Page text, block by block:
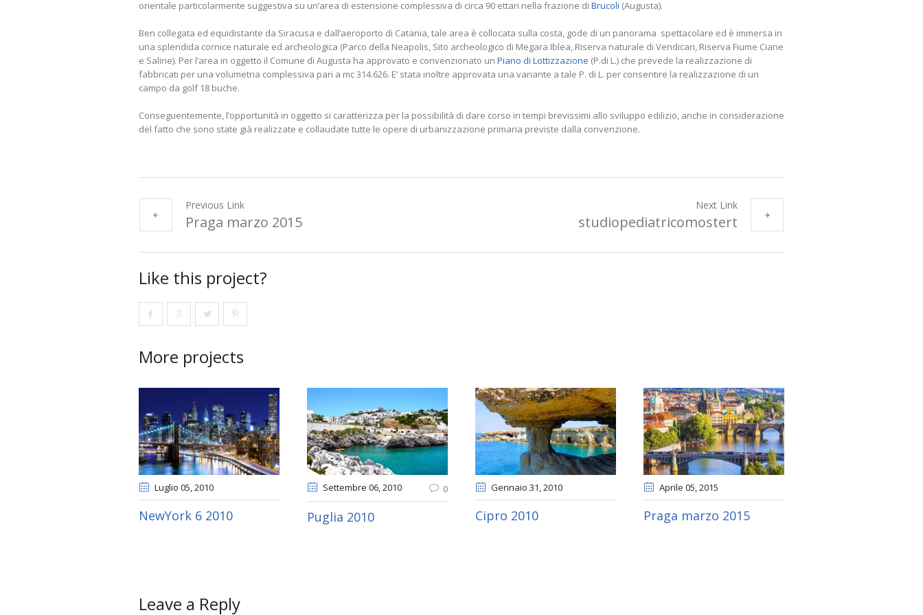
orientale particolarmente suggestiva su un’area di estensione complessiva di circa 90 ettari nella frazione di Brucoli (Augusta).
Ben collegata ed equidistante da Siracusa e dall’aeroporto di Catania, tale area è collocata sulla costa, gode di un panorama spettacolare ed è immersa in
una splendida cornice naturale ed archeologica (Parco della Neapolis, Sito archeologico di Megara Iblea, Riserva naturale di Vendicari, Riserva Fiume Ciane
e Saline). Per l’area in oggetto il Comune di Augusta ha approvato e convenzionato un Piano di Lottizzazione (P.di L.) che prevede la realizzazione di
fabbricati per una volumetria complessiva pari a mc 314.626. E’ stata inoltre approvata una variante a tale P. di L. per consentire la realizzazione di un
campo da golf 18 buche.
Conseguentemente, l’opportunità in oggetto si caratterizza per la possibilità di dare corso in tempi brevissimi allo sviluppo edilizio, anche in considerazione
del fatto che sono state già realizzate e collaudate tutte le opere di urbanizzazione primaria previste dalla convenzione.
Previous Link
Praga marzo 2015
Next Link
studiopediatricomostert
Like this project?
More projects
Luglio 05, 2010
NewYork 6 2010
Settembre 06, 2010 0
Puglia 2010
Gennaio 31, 2010
Cipro 2010
Aprile 05, 2015
Praga marzo 2015
Leave a Reply